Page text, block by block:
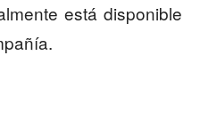
está disponible